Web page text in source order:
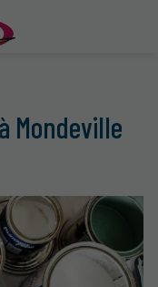
Mondeville